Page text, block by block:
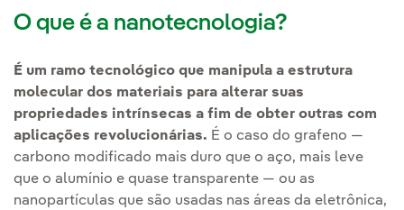
O que é a nanotecnologia?
É um ramo tecnológico que manipula a estrutura
molecular dos materiais para alterar suas
propriedades intrínsecas a fim de obter outras com
aplicações revolucionárias. É o caso do grafeno —
carbono modificado mais duro que o aço, mais leve
que o alumínio e quase transparente — ou as
nanopartículas que são usadas nas áreas da eletrônica,